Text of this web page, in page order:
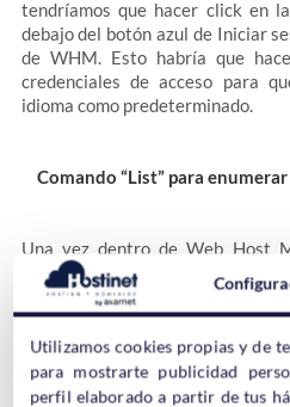
tendríamos que hacer click en
debajo del botón azul de Iniciar
de WHM. Esto habría que
credenciales de acceso para
idioma como predeterminado.
Comando “List” para
Una vez dentro de Web Host
comando“list”
dentro. De esta manera
todos los dominios y/o
servidor virtual (VPS) en estos
Utilizamos cookies propias y de
para mostrarte publicidad
perfil elaborado a partir de tus